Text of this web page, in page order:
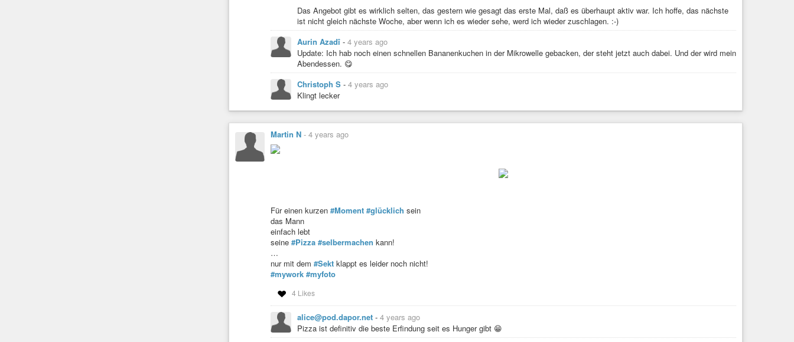
Das Angebot gibt es wirklich selten, das gestern wie gesagt das erste Mal, daß es überhaupt aktiv war. Ich hoffe, das nächste
ist nicht gleich nächste Woche, aber wenn ich es wieder sehe, werd ich wieder zuschlagen. :-)
Aurin Azadî - 4 years ago
Update: Ich hab noch einen schnellen Bananenkuchen in der Mikrowelle gebacken, der steht jetzt auch dabei. Und der wird mein
Abendessen. 😋
Christoph S - 4 years ago
Klingt lecker
Martin N - 4 years ago
Für einen kurzen #Moment #glücklich sein
das Mann
einfach lebt
seine #Pizza #selbermachen kann!
…
nur mit dem #Sekt klappt es leider noch nicht!
#mywork #myfoto
4 Likes
alice@pod.dapor.net - 4 years ago
Pizza ist definitiv die beste Erfindung seit es Hunger gibt 😁